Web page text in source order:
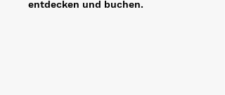
entdecken und buchen.